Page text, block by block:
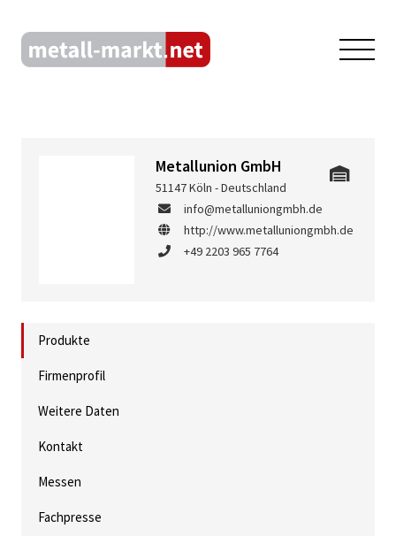
Metallunion GmbH
51147 Köln - Deutschland
info@metalluniongmbh.de
http://www.metalluniongmbh.de
+49 2203 965 7764
Produkte
Firmenprofil
Weitere Daten
Kontakt
Messen
Fachpresse